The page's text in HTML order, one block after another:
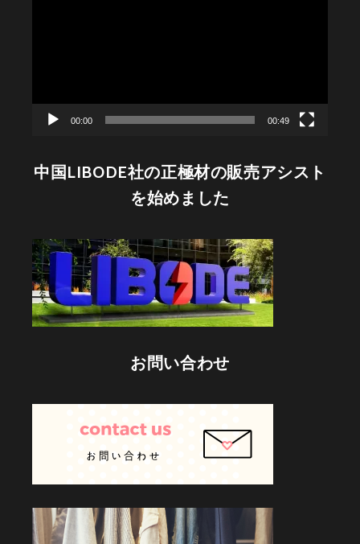
00:00 00:49
中国LIBODE社の正極材の販売アシスト
を始めました
お問い合わせ